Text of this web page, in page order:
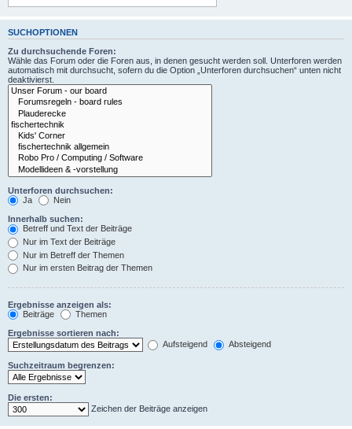
SUCHOPTIONEN
Zu durchsuchende Foren:
Wähle das Forum oder die Foren aus, in denen gesucht werden soll. Unterforen werden
automatisch mit durchsucht, sofern du die Option „Unterforen durchsuchen“ unten nicht
deaktivierst.
Unterforen durchsuchen:
Ja
Nein
Innerhalb suchen:
Betreff und Text der Beiträge
Nur im Text der Beiträge
Nur im Betreff der Themen
Nur im ersten Beitrag der Themen
Ergebnisse anzeigen als:
Beiträge
Themen
Ergebnisse sortieren nach:
Aufsteigend
Absteigend
Suchzeitraum begrenzen:
Die ersten:
Zeichen der Beiträge anzeigen